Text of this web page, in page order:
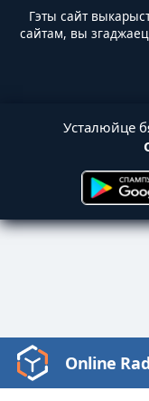
Гэты сайт
сайтам, вы
Усталюйце
Video
Player
Online